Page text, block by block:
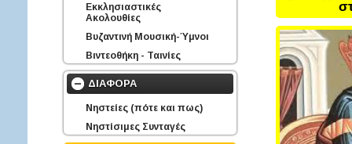
Εκκλησιαστικές
Ακολουθίες
Βυζαντινή Μουσική-Ύμνοι
Βιντεοθήκη - Ταινίες
ΔΙΑΦΟΡΑ
Νηστείες (πότε και πως)
Νηστίσιμες Συνταγές